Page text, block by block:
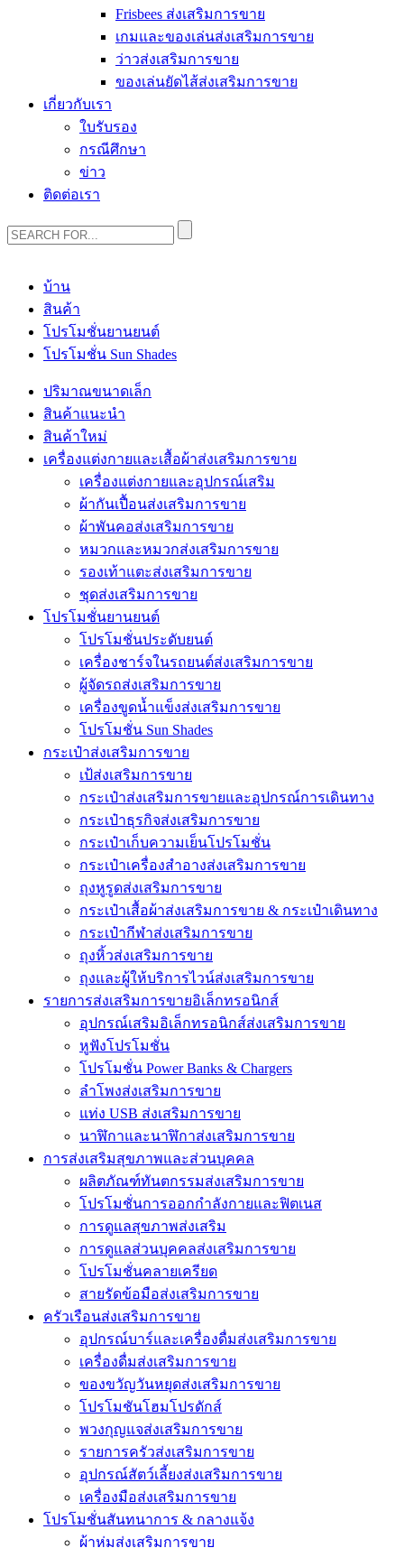
Frisbees ส่งเสริมการขาย
เกมและของเล่นส่งเสริมการขาย
ว่าวส่งเสริมการขาย
ของเล่นยัดไส้ส่งเสริมการขาย
เกี่ยวกับเรา
ใบรับรอง
กรณีศึกษา
ข่าว
ติดต่อเรา
บ้าน
สินค้า
โปรโมชั่นยานยนต์
โปรโมชั่น Sun Shades
ปริมาณขนาดเล็ก
สินค้าแนะนำ
สินค้าใหม่
เครื่องแต่งกายและเสื้อผ้าส่งเสริมการขาย
เครื่องแต่งกายและอุปกรณ์เสริม
ผ้ากันเปื้อนส่งเสริมการขาย
ผ้าพันคอส่งเสริมการขาย
หมวกและหมวกส่งเสริมการขาย
รองเท้าแตะส่งเสริมการขาย
ชุดส่งเสริมการขาย
โปรโมชั่นยานยนต์
โปรโมชั่นประดับยนต์
เครื่องชาร์จในรถยนต์ส่งเสริมการขาย
ผู้จัดรถส่งเสริมการขาย
เครื่องขูดน้ำแข็งส่งเสริมการขาย
โปรโมชั่น Sun Shades
กระเป๋าส่งเสริมการขาย
เป้ส่งเสริมการขาย
กระเป๋าส่งเสริมการขายและอุปกรณ์การเดินทาง
กระเป๋าธุรกิจส่งเสริมการขาย
กระเป๋าเก็บความเย็นโปรโมชั่น
กระเป๋าเครื่องสำอางส่งเสริมการขาย
ถุงหูรูดส่งเสริมการขาย
กระเป๋าเสื้อผ้าส่งเสริมการขาย & กระเป๋าเดินทาง
กระเป๋ากีฬาส่งเสริมการขาย
ถุงหิ้วส่งเสริมการขาย
ถุงและผู้ให้บริการไวน์ส่งเสริมการขาย
รายการส่งเสริมการขายอิเล็กทรอนิกส์
อุปกรณ์เสริมอิเล็กทรอนิกส์ส่งเสริมการขาย
หูฟังโปรโมชั่น
โปรโมชั่น Power Banks & Chargers
ลำโพงส่งเสริมการขาย
แท่ง USB ส่งเสริมการขาย
นาฬิกาและนาฬิกาส่งเสริมการขาย
การส่งเสริมสุขภาพและส่วนบุคคล
ผลิตภัณฑ์ทันตกรรมส่งเสริมการขาย
โปรโมชั่นการออกกำลังกายและฟิตเนส
การดูแลสุขภาพส่งเสริม
การดูแลส่วนบุคคลส่งเสริมการขาย
โปรโมชั่นคลายเครียด
สายรัดข้อมือส่งเสริมการขาย
ครัวเรือนส่งเสริมการขาย
อุปกรณ์บาร์และเครื่องดื่มส่งเสริมการขาย
เครื่องดื่มส่งเสริมการขาย
ของขวัญวันหยุดส่งเสริมการขาย
โปรโมชันโฮมโปรดักส์
พวงกุญแจส่งเสริมการขาย
รายการครัวส่งเสริมการขาย
อุปกรณ์สัตว์เลี้ยงส่งเสริมการขาย
เครื่องมือส่งเสริมการขาย
โปรโมชั่นสันทนาการ & กลางแจ้ง
ผ้าห่มส่งเสริมการขาย